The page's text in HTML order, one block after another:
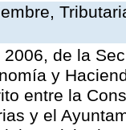
de la
y
entre la
y el